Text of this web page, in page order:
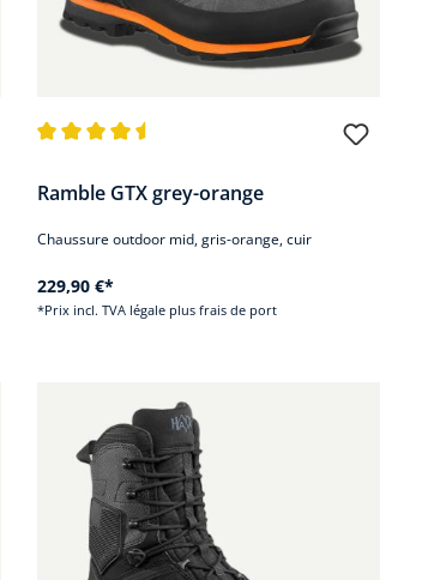
Ramble GTX grey-orange
Chaussure outdoor mid, gris-orange, cuir
229,90 €*
*Prix incl. TVA légale plus frais de port